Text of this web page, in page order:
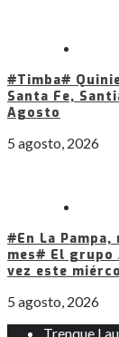
#Timba#
Santa Fe,
Agosto
5 agosto, 2026
#En La
mes# El grupo
vez este
5 agosto, 2026
Trenque